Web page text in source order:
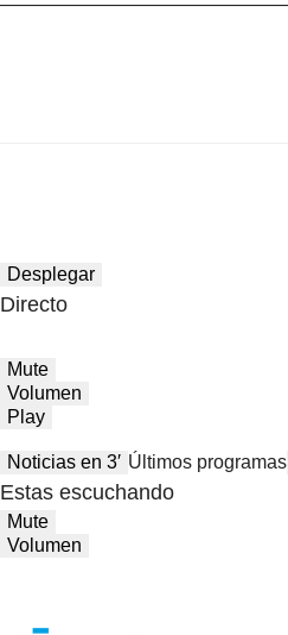
Desplegar
Directo
Mute
Volumen
Play
Noticias en 3′ Últimos programas
Estas escuchando
Mute
Volumen